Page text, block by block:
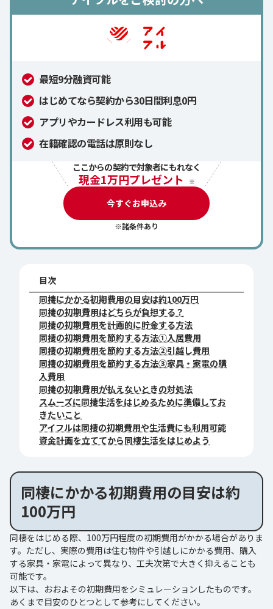
最短9分融資可能
はじめてなら契約から30日間利息0円
アプリやカードレス利用も可能
在籍確認の電話は原則なし
ここからの契約で対象者にもれなく
現金1万円プレゼント ※
今すぐお申込み
※諸条件あり
目次
同棲にかかる初期費用の目安は約100万円
同棲の初期費用はどちらが負担する？
同棲の初期費用を計画的に貯金する方法
同棲の初期費用を節約する方法①入居費用
同棲の初期費用を節約する方法②引越し費用
同棲の初期費用を節約する方法③家具・家電の購
入費用
同棲の初期費用が払えないときの対処法
スムーズに同棲生活をはじめるために準備してお
きたいこと
アイフルは同棲の初期費用や生活費にも利用可能
資金計画を立ててから同棲生活をはじめよう
同棲にかかる初期費用の目安は約
100万円
同棲をはじめる際、100万円程度の初期費用がかかる場合がありま
す。ただし、実際の費用は住む物件や引越しにかかる費用、購入
する家具・家電によって異なり、工夫次第で大きく抑えることも
可能です。
以下は、おおよその初期費用をシミュレーションしたものです。
あくまで目安のひとつとして参考にしてください。